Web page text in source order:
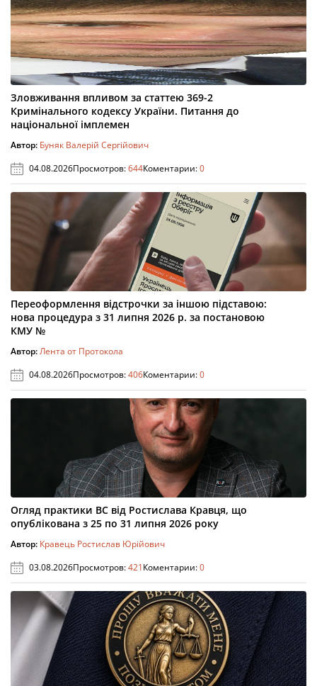
Зловживання впливом за статтею 369-2
Кримінального кодексу України. Питання до
національної імплемен
Автор: Буняк Валерій Сергійович
04.08.2026Просмотров:644Коментарии:0
Переоформлення відстрочки за іншою підставою:
нова процедура з 31 липня 2026 р. за постановою
КМУ №
Автор:Лента от Протокола
04.08.2026Просмотров:406Коментарии:0
Огляд практики ВС від Ростислава Кравця, що
опублікована з 25 по 31 липня 2026 року
Автор: Кравець Ростислав Юрійович
03.08.2026Просмотров:421Коментарии:0